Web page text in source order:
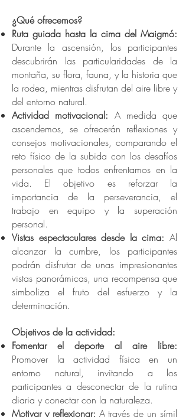
¿Qué ofrecemos?
Ruta guiada hasta la cima del Maigmó:
Durante la ascensión, los participantes
descubrirán las particularidades de la
montaña, su flora, fauna, y la historia que
la rodea, mientras disfrutan del aire libre y
del entorno natural.
Actividad motivacional: A medida que
ascendemos, se ofrecerán reflexiones y
consejos motivacionales, comparando el
reto físico de la subida con los desafíos
personales que todos enfrentamos en la
vida. El objetivo es reforzar la
importancia de la perseverancia, el
trabajo en equipo y la superación
personal.
Vistas espectaculares desde la cima: Al
alcanzar la cumbre, los participantes
podrán disfrutar de unas impresionantes
vistas panorámicas, una recompensa que
simboliza el fruto del esfuerzo y la
determinación.
Objetivos de la actividad:
Fomentar el deporte al aire libre:
Promover la actividad física en un
entorno natural, invitando a los
participantes a desconectar de la rutina
diaria y conectar con la naturaleza.
Motivar y reflexionar: A través de un símil